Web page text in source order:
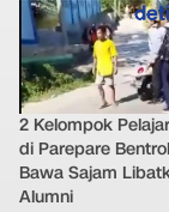
2 Kelompok
di Parepare
Bawa Sajam
Alumni